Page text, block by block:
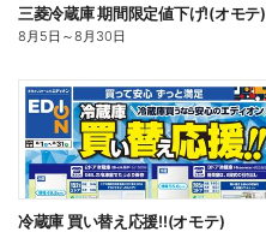
三菱冷蔵庫 期間限定値下げ!(オモテ)
8月5日 ～8月30日
冷蔵庫 買い替え応援!!(オモテ)